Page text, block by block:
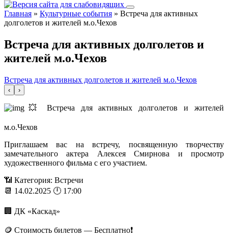
Главная » Культурные события » Встреча для активных
долголетов и жителей м.о.Чехов
Встреча для активных долголетов и
жителей м.о.Чехов
Встреча для активных долголетов и жителей м.о.Чехов
‹ ›
💥 Встреча для активных долголетов и жителей
м.о.Чехов
Приглашаем вас на встречу, посвященную творчеству
замечательного актера Алексея Смирнова и просмотр
художественного фильма с его участием.
📶 Категория: Встречи
📆 14.02.2025 🕛 17:00
🏢 ДК «Каскад»
🪙 Стоимость билетов — Бесплатно❗️